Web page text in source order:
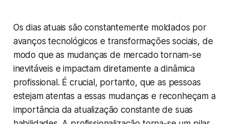
Os dias atuais são constantemente moldados por
avanços tecnológicos e transformações sociais, de
modo que as mudanças de mercado tornam-se
inevitáveis e impactam diretamente a dinâmica
profissional. É crucial, portanto, que as pessoas
estejam atentas a essas mudanças e reconheçam a
importância da atualização constante de suas